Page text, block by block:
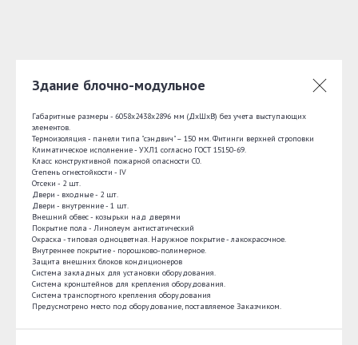
Здание блочно-модульное
Габаритные размеры - 6058х2438х2896 мм (ДхШхВ) без учета выступающих
элементов.
Термоизоляция - панели типа "сэндвич" – 150 мм. Фитинги верхней строповки
Климатическое исполнение - УХЛ1 согласно ГОСТ 15150-69.
Класс конструктивной пожарной опасности С0.
Степень огнестойкости - IV
Отсеки - 2 шт.
Двери - входные - 2 шт.
Двери - внутренние - 1 шт.
Внешний обвес - козырьки над дверями
Покрытие пола - Линолеум антистатический
Окраска - типовая одноцветная. Наружное покрытие - лакокрасочное.
Внутреннее покрытие - порошково-полимерное.
Защита внешних блоков кондиционеров
Система закладных для установки оборудования.
Система кронштейнов для крепления оборудования.
Система транспортного крепления оборудования
Предусмотрено место под оборудование, поставляемое Заказчиком.